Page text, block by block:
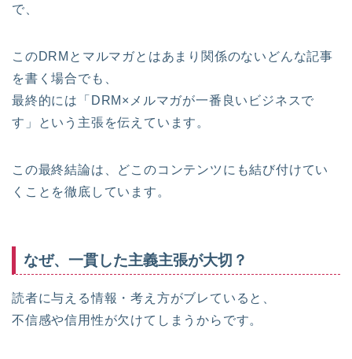
で、
このDRMとマルマガとはあまり関係のないどんな記事
を書く場合でも、
最終的には「DRM×メルマガが一番良いビジネスで
す」という主張を伝えています。
この最終結論は、どこのコンテンツにも結び付けてい
くことを徹底しています。
なぜ、一貫した主義主張が大切？
読者に与える情報・考え方がブレていると、
不信感や信用性が欠けてしまうからです。